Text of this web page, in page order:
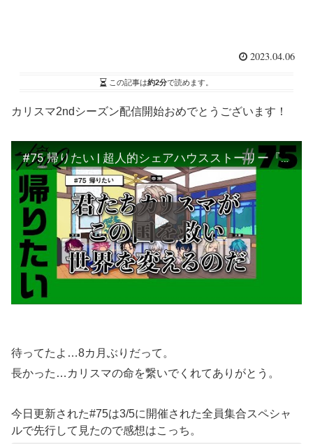
2023.04.06
この記事は約2分で読めます。
カリスマ2ndシーズン配信開始おめでとうございます！
#75 帰りたい | 超人的シェアハウスストーリー『カリスマ』
待ってたよ…8カ月ぶりだって。
長かった…カリスマの命を繋いでくれてありがとう。
今日更新された#75は3/5に開催された全員集合スペシャ
ルで先行して見たので感想はこっち。